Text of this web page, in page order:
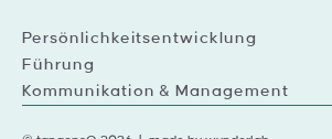
Persönlichkeitsentwicklung
Führung
Kommunikation & Management